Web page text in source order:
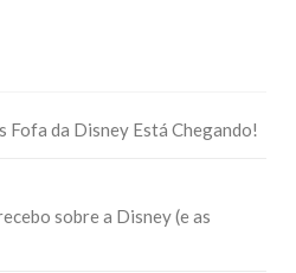
Fofa da Disney Está Chegando!
sobre a Disney (e as